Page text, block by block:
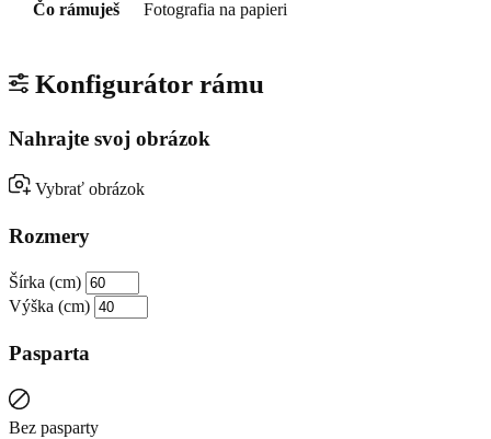
Čo rámuješ Fotografia na papieri
Konfigurátor rámu
Nahrajte svoj obrázok
Vybrať obrázok
Rozmery
Šírka (cm)
Výška (cm)
Pasparta
Bez pasparty